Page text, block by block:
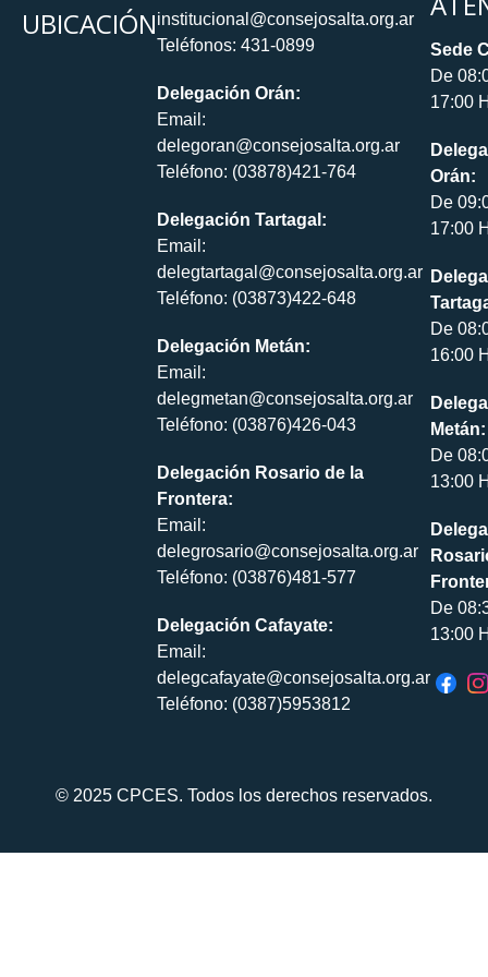
UBICACIÓNinstitucional@consejosalta.org.ar
Teléfonos: 431-0899
Delegación Orán:
Email:
delegoran@consejosalta.org.ar
Teléfono: (03878)421-764
Delegación Tartagal:
Email:
delegtartagal@consejosalta.org.ar
Teléfono: (03873)422-648
Delegación Metán:
Email:
delegmetan@consejosalta.org.ar
Teléfono: (03876)426-043
Delegación Rosario de la
Frontera:
Email:
delegrosario@consejosalta.org.ar
Teléfono: (03876)481-577
Delegación Cafayate:
Email:
delegcafayate@consejosalta.org.ar
Teléfono: (0387)5953812
Sede
De
17:00
Orán:
De
17:00
De
16:00
Metán:
De
13:00
De
13:00
© 2025 CPCES. Todos los derechos reservados.